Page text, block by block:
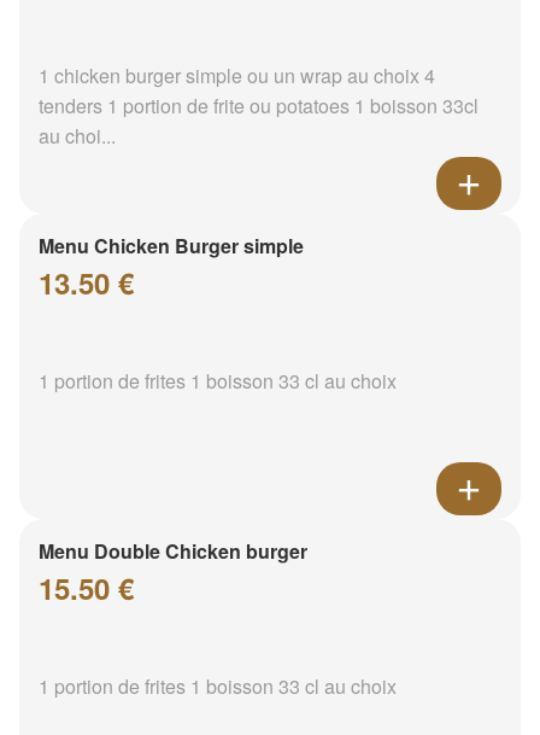
1 chicken burger simple ou un wrap au choix 4
tenders 1 portion de frite ou potatoes 1 boisson 33cl
au choi...
Menu Chicken Burger simple
13.50 €
1 portion de frites 1 boisson 33 cl au choix
Menu Double Chicken burger
15.50 €
1 portion de frites 1 boisson 33 cl au choix